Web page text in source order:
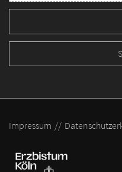
Impressum